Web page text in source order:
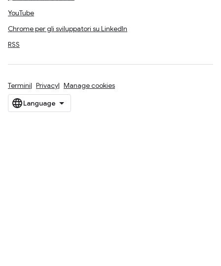
YouTube
Chrome per gli sviluppatori su LinkedIn
RSS
Termini Privacy Manage cookies